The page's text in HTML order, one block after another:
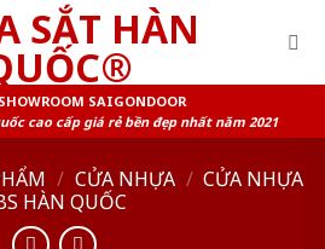
SAIGONDOOR
cao cấp giá rẻ bền đẹp nhất năm 2021
/ CỬA NHỰA / CỬA NHỰA
HÀN QUỐC